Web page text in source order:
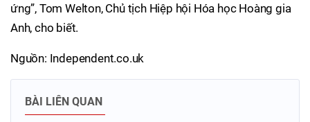
ứng”, Tom Welton, Chủ tịch Hiệp hội Hóa học Hoàng gia
Anh, cho biết.
Nguồn: Independent.co.uk
BÀI LIÊN QUAN